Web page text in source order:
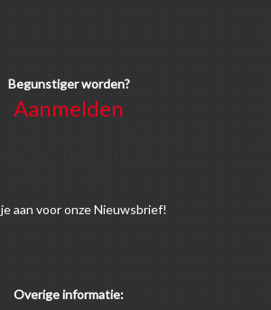
Begunstiger worden?
Aanmelden
je aan voor onze Nieuwsbrief!
Overige informatie: